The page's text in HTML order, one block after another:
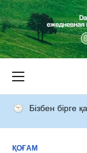
Бізбен бірге
ҚОҒАМ